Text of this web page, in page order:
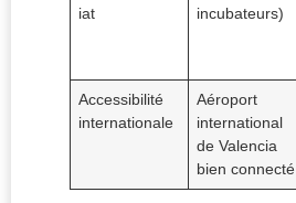
iat
incubateurs)
Accessibilité
internationale
Aéroport
international
de Valencia
bien connecté